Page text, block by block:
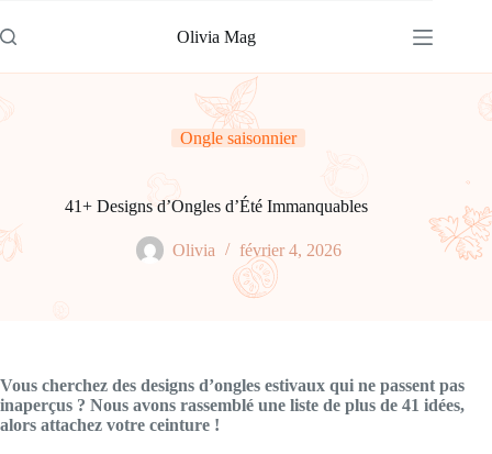
au
contenu
Olivia Mag
Ongle saisonnier
41+ Designs d’Ongles d’Été Immanquables
Olivia février 4, 2026
Vous cherchez des designs d’ongles estivaux qui ne passent pas
inaperçus ? Nous avons rassemblé une liste de plus de 41 idées,
alors attachez votre ceinture !